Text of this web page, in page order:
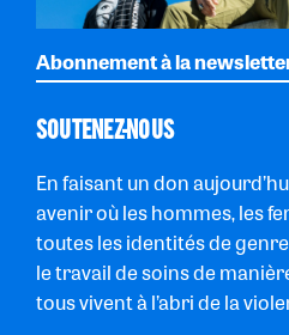
Abonnement à la
SOUTENEZ-NOUS
En faisant un don
avenir où les hommes, les
toutes les identités de
le travail de soins de
tous vivent à l’abri de la